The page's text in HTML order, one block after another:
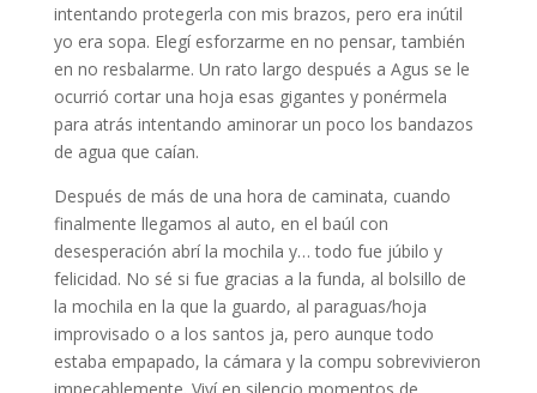
intentando protegerla con mis brazos, pero era inútil
yo era sopa. Elegí esforzarme en no pensar, también
en no resbalarme. Un rato largo después a Agus se le
ocurrió cortar una hoja esas gigantes y ponérmela
para atrás intentando aminorar un poco los bandazos
de agua que caían.
Después de más de una hora de caminata, cuando
finalmente llegamos al auto, en el baúl con
desesperación abrí la mochila y… todo fue júbilo y
felicidad. No sé si fue gracias a la funda, al bolsillo de
la mochila en la que la guardo, al paraguas/hoja
improvisado o a los santos ja, pero aunque todo
estaba empapado, la cámara y la compu sobrevivieron
impecablemente. Viví en silencio momentos de